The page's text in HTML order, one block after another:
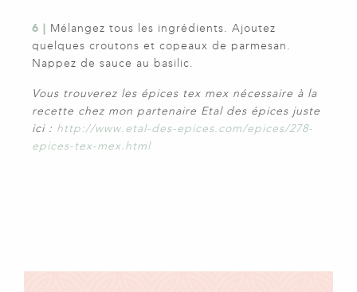
6 | Mélangez tous les ingrédients. Ajoutez
quelques croutons et copeaux de parmesan.
Nappez de sauce au basilic.
Vous trouverez les épices tex mex nécessaire à la
recette chez mon partenaire Etal des épices juste
ici : http://www.etal-des-epices.com/epices/278-
epices-tex-mex.html